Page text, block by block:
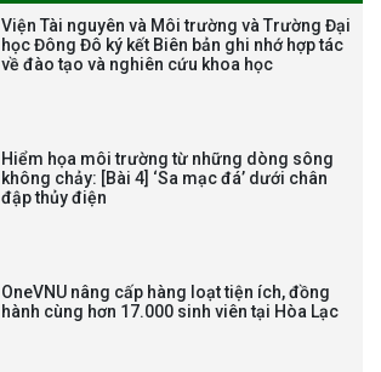
THƯ CẢM ƠN LỄ KỶ NIỆM 40
NĂM XÂY DỰNG VÀ PHÁT TRIỂN
VIỆN (1985-2025) VÀ ĐÓN
vị trí việc làm chức danh nghề
nghiệp chuyên môn dùng
Viện Tài nguyên và Môi trường và Trường Đại
học Đông Đô ký kết Biên bản ghi nhớ hợp tác
về đào tạo và nghiên cứu khoa học
Hiểm họa môi trường từ những dòng sông
không chảy: [Bài 4] ‘Sa mạc đá’ dưới chân
đập thủy điện
OneVNU nâng cấp hàng loạt tiện ích, đồng
hành cùng hơn 17.000 sinh viên tại Hòa Lạc